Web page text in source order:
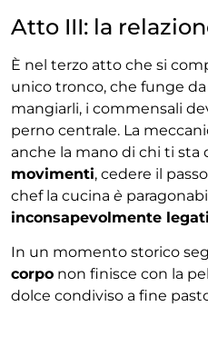
Atto III: la
È nel terzo atto che si
unico tronco, che funge da
mangiarli, i commensali
perno centrale. La
anche la mano di chi ti
movimenti, cedere il
chef la cucina è
inconsapevolmente
In un momento storico
corpo non finisce con la
dolce condiviso a fine